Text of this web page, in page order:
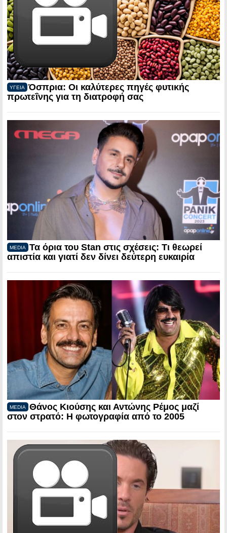
ΥΓΕΙΑ
Όσπρια: Οι καλύτερες πηγές φυτικής
πρωτεΐνης για τη διατροφή σας
MEDIA
Τα όρια του Stan στις σχέσεις: Τι θεωρεί
απιστία και γιατί δεν δίνει δεύτερη ευκαιρία
MEDIA
Θάνος Κιούσης και Αντώνης Ρέμος μαζί
στον στρατό: Η φωτογραφία από το 2005